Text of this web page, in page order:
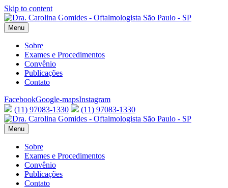
Skip to content
Menu
Sobre
Exames e Procedimentos
Convênio
Publicações
Contato
FacebookGoogle-mapsInstagram
(11) 97083-1330
(11) 97083-1330
Menu
Sobre
Exames e Procedimentos
Convênio
Publicações
Contato